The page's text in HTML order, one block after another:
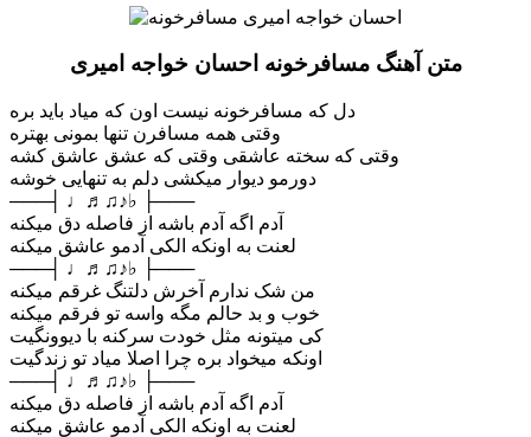
متن آهنگ مسافرخونه احسان خواجه امیری
دل که مسافرخونه نیست اون که میاد باید بره
وقتی همه مسافرن تنها بمونی بهتره
وقتی که سخته عاشقی وقتی که عشق عاشق کشه
دورمو دیوار میکشی دلم به تنهایی خوشه
───┤ ♩♬♫♪♭ ├───
آدم اگه آدم باشه از فاصله دق میکنه
لعنت به اونکه الکی آدمو عاشق میکنه
───┤ ♩♬♫♪♭ ├───
من شک ندارم آخرش دلتنگ غرقم میکنه
خوب و بد حالم مگه واسه تو فرقم میکنه
کی میتونه مثل خودت سرکنه با دیوونگیت
اونکه میخواد بره چرا اصلا میاد تو زندگیت
───┤ ♩♬♫♪♭ ├───
آدم اگه آدم باشه از فاصله دق میکنه
لعنت به اونکه الکی آدمو عاشق میکنه